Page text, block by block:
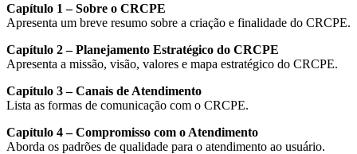
Capítulo 1 – Sobre o CRCPE
Apresenta um breve resumo sobre a criação e finalidade do CRCPE.
Capítulo 2 – Planejamento Estratégico do CRCPE
Apresenta a missão, visão, valores e mapa estratégico do CRCPE.
Capítulo 3 – Canais de Atendimento
Lista as formas de comunicação com o CRCPE.
Capítulo 4 – Compromisso com o Atendimento
Aborda os padrões de qualidade para o atendimento ao usuário.